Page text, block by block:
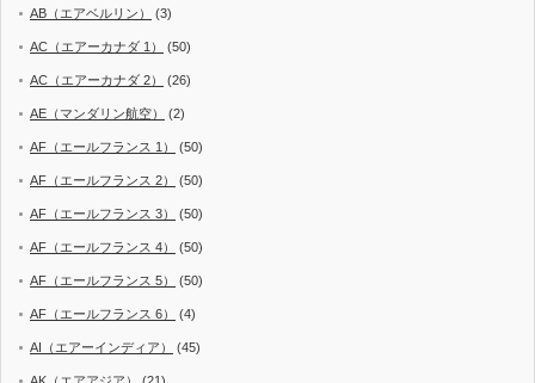
AB（エアベルリン） (3)
AC（エアーカナダ 1） (50)
AC（エアーカナダ 2） (26)
AE（マンダリン航空） (2)
AF（エールフランス 1） (50)
AF（エールフランス 2） (50)
AF（エールフランス 3） (50)
AF（エールフランス 4） (50)
AF（エールフランス 5） (50)
AF（エールフランス 6） (4)
AI（エアーインディア） (45)
AK（エアアジア） (21)